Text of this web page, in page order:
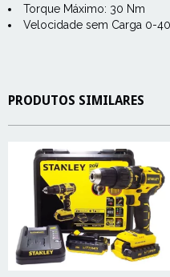
Torque Máximo: 30 Nm
Velocidade sem Carga 0-
PRODUTOS SIMILARES